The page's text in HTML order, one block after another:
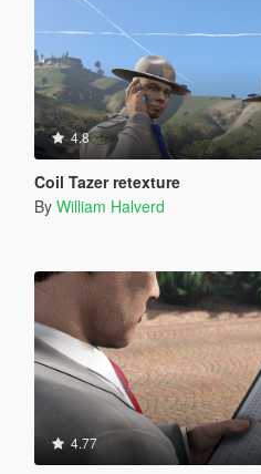
4.8
Coil Tazer retexture
By William Halverd
4.77